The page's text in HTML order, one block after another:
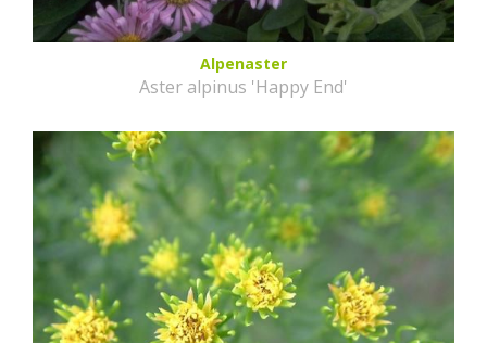
Alpenaster
Aster alpinus 'Happy End'